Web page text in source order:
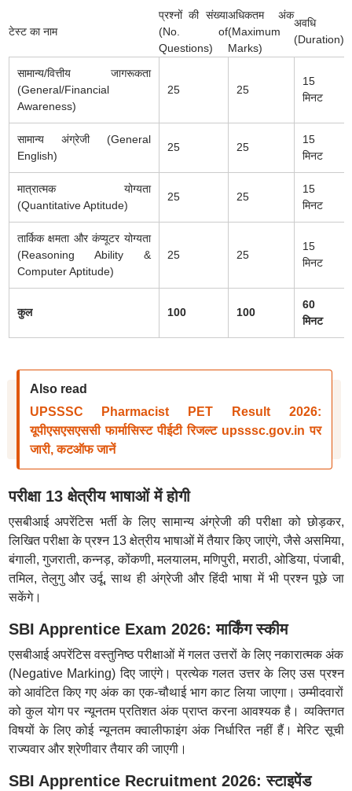
टेस्ट का नाम
प्रश्नों की संख्या
(No. of
Questions)
अधिकतम अंक
(Maximum
Marks)
अवधि
(Duration)
सामान्य/वित्तीय जागरूकता
(General/Financial
Awareness)
25 25
15
मिनट
सामान्य अंग्रेजी (General
English)
25 25
15
मिनट
मात्रात्मक योग्यता
(Quantitative Aptitude)
25 25
15
मिनट
तार्किक क्षमता और कंप्यूटर योग्यता
(Reasoning Ability &
Computer Aptitude)
25 25
15
मिनट
कुल 100 100
60
मिनट
Also read
UPSSSC Pharmacist PET Result 2026:
यूपीएसएसएससी फार्मासिस्ट पीईटी रिजल्ट upsssc.gov.in पर
जारी, कटऑफ जानें
परीक्षा 13 क्षेत्रीय भाषाओं में होगी
एसबीआई अपरेंटिस भर्ती के लिए सामान्य अंग्रेजी की परीक्षा को छोड़कर,
लिखित परीक्षा के प्रश्न 13 क्षेत्रीय भाषाओं में तैयार किए जाएंगे, जैसे असमिया,
बंगाली, गुजराती, कन्नड़, कोंकणी, मलयालम, मणिपुरी, मराठी, ओडिया, पंजाबी,
तमिल, तेलुगु और उर्दू, साथ ही अंग्रेजी और हिंदी भाषा में भी प्रश्न पूछे जा
सकेंगे।
SBI Apprentice Exam 2026: मार्किंग स्कीम
एसबीआई अपरेंटिस वस्तुनिष्ठ परीक्षाओं में गलत उत्तरों के लिए नकारात्मक अंक
(Negative Marking) दिए जाएंगे। प्रत्येक गलत उत्तर के लिए उस प्रश्न
को आवंटित किए गए अंक का एक-चौथाई भाग काट लिया जाएगा। उम्मीदवारों
को कुल योग पर न्यूनतम प्रतिशत अंक प्राप्त करना आवश्यक है। व्यक्तिगत
विषयों के लिए कोई न्यूनतम क्वालीफाइंग अंक निर्धारित नहीं हैं। मेरिट सूची
राज्यवार और श्रेणीवार तैयार की जाएगी।
SBI Apprentice Recruitment 2026: स्टाइपेंड